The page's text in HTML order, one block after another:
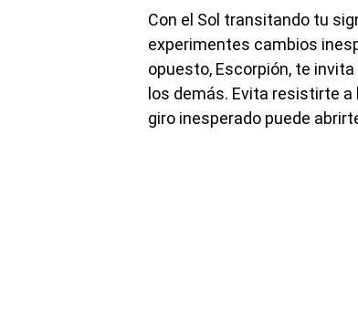
Con el Sol transitando tu
experimentes cambios
opuesto, Escorpión, te
los demás. Evita resistirte a
giro inesperado puede